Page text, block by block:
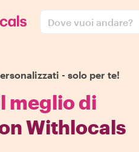
Dove vuoi andare?
- solo per te!
meglio di
Withlocals